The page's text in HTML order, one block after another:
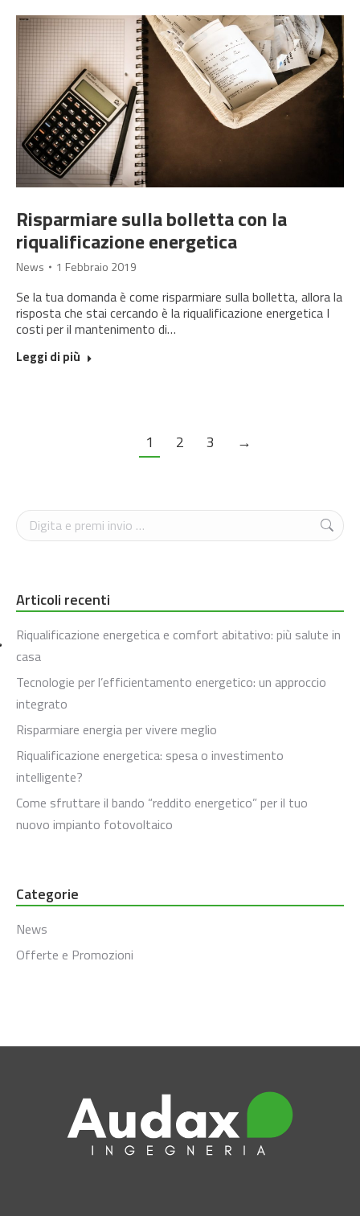
Risparmiare sulla bolletta con la
riqualificazione energetica
News 1 Febbraio 2019
Se la tua domanda è come risparmiare sulla bolletta, allora la
risposta che stai cercando è la riqualificazione energetica I
costi per il mantenimento di…
Leggi di più
1 2 3 →
Cerca
Articoli recenti
Riqualificazione energetica e comfort abitativo: più salute in
casa
Tecnologie per l’efficientamento energetico: un approccio
integrato
Risparmiare energia per vivere meglio
Riqualificazione energetica: spesa o investimento
intelligente?
Come sfruttare il bando “reddito energetico” per il tuo
nuovo impianto fotovoltaico
Categorie
News
Offerte e Promozioni